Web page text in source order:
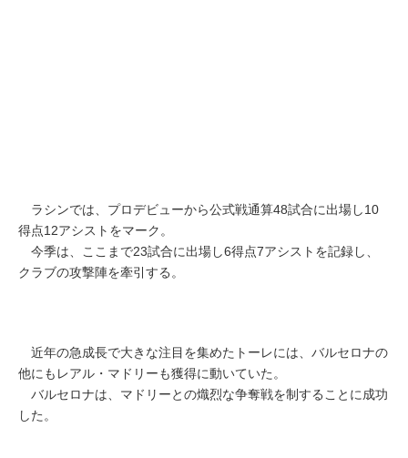
ラシンでは、プロデビューから公式戦通算48試合に出場し10
得点12アシストをマーク。
今季は、ここまで23試合に出場し6得点7アシストを記録し、
クラブの攻撃陣を牽引する。
近年の急成長で大きな注目を集めたトーレには、バルセロナの
他にもレアル・マドリーも獲得に動いていた。
バルセロナは、マドリーとの熾烈な争奪戦を制することに成功
した。